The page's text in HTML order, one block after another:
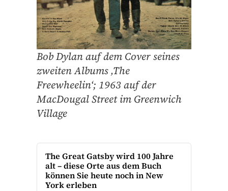
Bob Dylan auf dem Cover seines
zweiten Albums ‚The
Freewheelin‘; 1963 auf der
MacDougal Street im Greenwich
Village
The Great Gatsby wird 100 Jahre
alt – diese Orte aus dem Buch
können Sie heute noch in New
York erleben